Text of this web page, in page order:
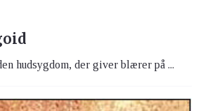
hudsygdom, der giver blærer på ...